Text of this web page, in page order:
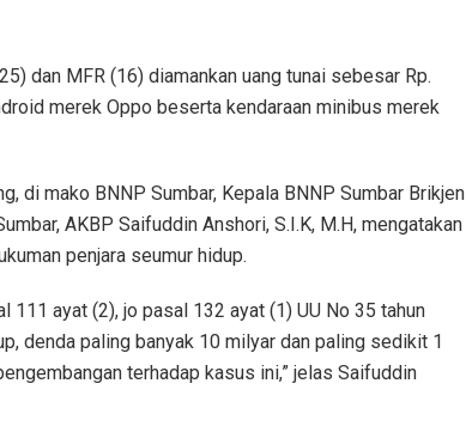
dan MFR (16) diamankan uang tunai sebesar Rp.
merek Oppo beserta kendaraan minibus merek
di mako BNNP Sumbar, Kepala BNNP Sumbar Brikjen
AKBP Saifuddin Anshori, S.I.K, M.H, mengatakan
penjara seumur hidup.
111 ayat (2), jo pasal 132 ayat (1) UU No 35 tahun
denda paling banyak 10 milyar dan paling sedikit 1
terhadap kasus ini,” jelas Saifuddin